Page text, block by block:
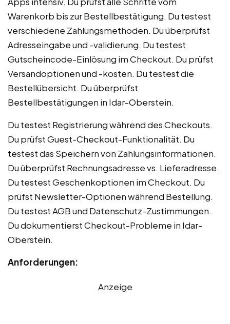
Warenkorb bis zur Bestellbestätigung. Du testest
verschiedene Zahlungsmethoden. Du überprüfst
Adresseingabe und -validierung. Du testest
Gutscheincode-Einlösung im Checkout. Du prüfst
Versandoptionen und -kosten. Du testest die
Bestellübersicht. Du überprüfst
Bestellbestätigungen in Idar-Oberstein.
Du testest Registrierung während des Checkouts.
Du prüfst Guest-Checkout-Funktionalität. Du
testest das Speichern von Zahlungsinformationen.
Du überprüfst Rechnungsadresse vs. Lieferadresse.
Du testest Geschenkoptionen im Checkout. Du
prüfst Newsletter-Optionen während Bestellung.
Du testest AGB und Datenschutz-Zustimmungen.
Du dokumentierst Checkout-Probleme in Idar-
Oberstein.
Anforderungen:
Anzeige